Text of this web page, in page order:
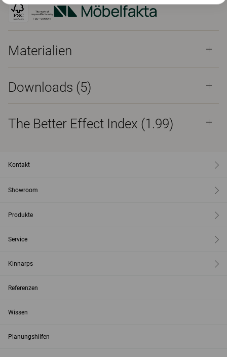
Materialien
Downloads (5)
The Better Effect Index (1.99)
Kontakt
Showroom
Produkte
Service
Kinnarps
Referenzen
Wissen
Planungshilfen